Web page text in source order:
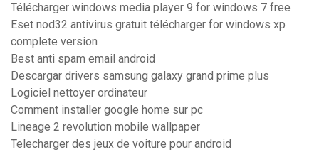
Télécharger windows media player 9 for windows 7 free
Eset nod32 antivirus gratuit télécharger for windows xp
complete version
Best anti spam email android
Descargar drivers samsung galaxy grand prime plus
Logiciel nettoyer ordinateur
Comment installer google home sur pc
Lineage 2 revolution mobile wallpaper
Telecharger des jeux de voiture pour android